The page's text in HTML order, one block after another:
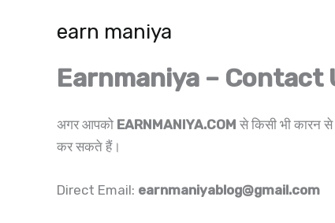
earn maniya
Earnmaniya – Contact
अगर आपको EARNMANIYA.COM से किसी भी कारन
कर सकते हैं।
Direct Email: earnmaniyablog@gmail.com